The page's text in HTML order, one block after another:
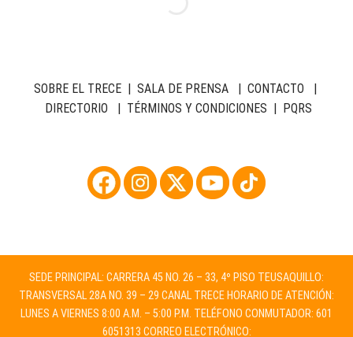
SOBRE EL TRECE| SALA DE PRENSA| CONTACTO |
DIRECTORIO | TÉRMINOS Y CONDICIONES | PQRS
SEDE PRINCIPAL: CARRERA 45 NO. 26 – 33, 4º PISO TEUSAQUILLO:
TRANSVERSAL 28A NO. 39 – 29 CANAL TRECE HORARIO DE ATENCIÓN:
LUNES A VIERNES 8:00 A.M. – 5:00 P.M. TELÉFONO CONMUTADOR: 601
6051313 CORREO ELECTRÓNICO: